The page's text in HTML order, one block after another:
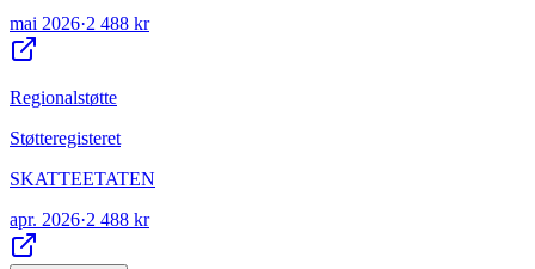
mai 2026·2 488 kr
Regionalstøtte
Støtteregisteret
SKATTEETATEN
apr. 2026·2 488 kr